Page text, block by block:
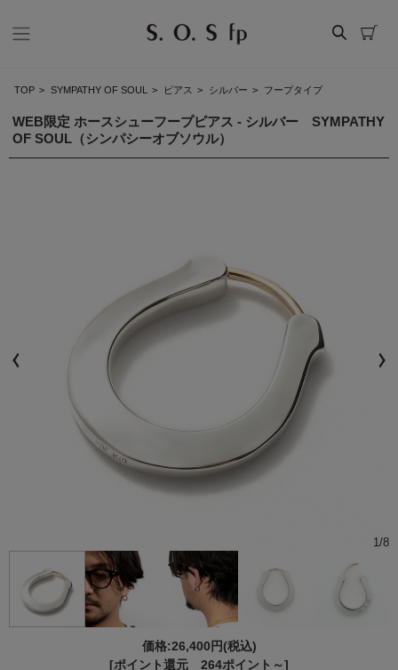
TOP > SYMPATHY OF SOUL > ピアス > シルバー > フープタイプ
WEB限定 ホースシューフープピアス - シルバー SYMPATHY
OF SOUL（シンパシーオブソウル）
1/8
価格:26,400円(税込)
[ポイント還元 264ポイント～]